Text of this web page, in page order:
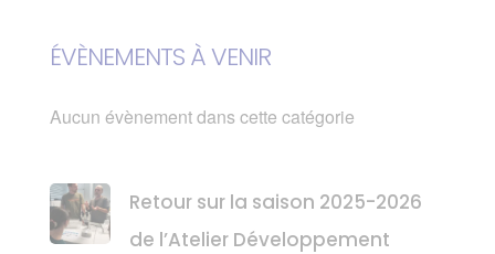
ÉVÈNEMENTS À VENIR
Aucun évènement dans cette catégorie
Retour sur la saison 2025-2026
de l’Atelier Développement